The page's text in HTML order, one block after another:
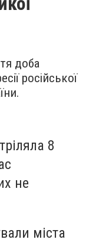
доба
російської
8
не
міста